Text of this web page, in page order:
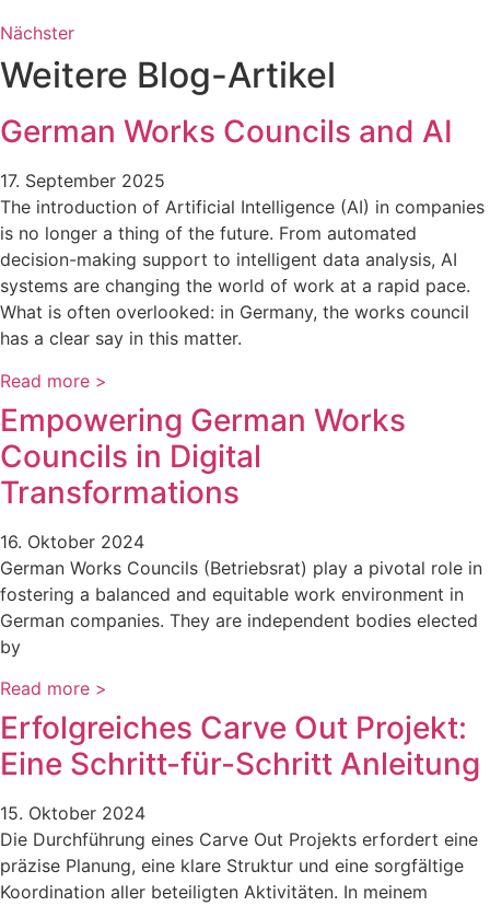
Nächster
Weitere Blog-Artikel
German Works Councils and AI
17. September 2025
The introduction of Artificial Intelligence (AI) in companies
is no longer a thing of the future. From automated
decision-making support to intelligent data analysis, AI
systems are changing the world of work at a rapid pace.
What is often overlooked: in Germany, the works council
has a clear say in this matter.
Read more >
Empowering German Works
Councils in Digital
Transformations
16. Oktober 2024
German Works Councils (Betriebsrat) play a pivotal role in
fostering a balanced and equitable work environment in
German companies. They are independent bodies elected
by
Read more >
Erfolgreiches Carve Out Projekt:
Eine Schritt-für-Schritt Anleitung
15. Oktober 2024
Die Durchführung eines Carve Out Projekts erfordert eine
präzise Planung, eine klare Struktur und eine sorgfältige
Koordination aller beteiligten Aktivitäten. In meinem